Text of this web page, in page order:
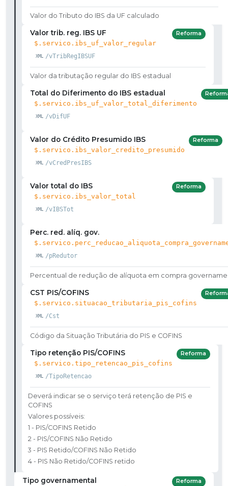
Valor do Tributo do IBS da UF calculado
Valor trib. reg. IBS UF
$.servico.ibs_uf_valor_regular
/vTribRegIBSUF
Reforma
Valor da tributação regular do IBS estadual
Total do Diferimento do IBS estadual
$.servico.ibs_uf_valor_total_diferimento
/vDifUF
Valor do Crédito Presumido IBS
$.servico.ibs_valor_credito_presumido
/vCredPresIBS
Reforma
Valor total do IBS
$.servico.ibs_valor_total
/vIBSTot
Reforma
Perc. red. alíq. gov.
/pRedutor
Percentual de redução de alíquota em compra
CST PIS/COFINS
$.servico.situacao_tributaria_pis_cofins
/Cst
Código da Situação Tributária do PIS e COFINS
Tipo retenção PIS/COFINS
$.servico.tipo_retencao_pis_cofins
/TipoRetencao
Reforma
Deverá indicar se o serviço terá retenção de PIS e
COFINS
Valores possíveis:
1 - PIS/COFINS Retido
2 - PIS/COFINS Não Retido
3 - PIS Retido/COFINS Não Retido
4 - PIS Não Retido/COFINS retido
Tipo governamental Reforma